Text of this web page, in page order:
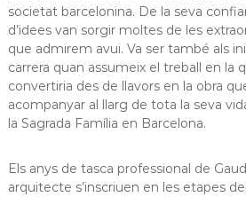
societat barcelonina. De la seva
d’idees van sorgir moltes de les
que admirem avui. Va ser també als
carrera quan assumeix el treball en la
convertiria des de llavors en la obra
acompanyar al llarg de tota la seva
la Sagrada Família en Barcelona.
Els anys de tasca professional de
arquitecte s’inscriuen en les etapes